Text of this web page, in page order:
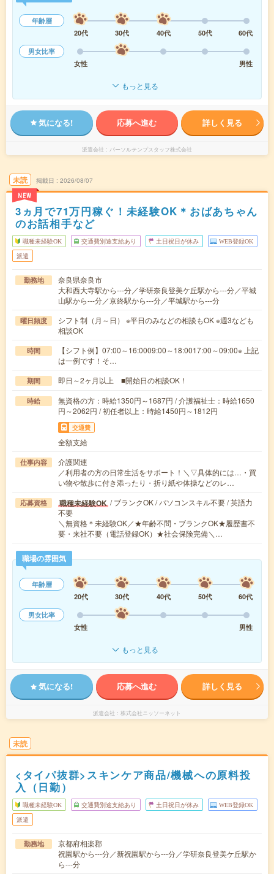
年齢層
20代
30代 40代 50代
60代
男女比率
女性
男性
もっと見る
気になる! 応募へ進む 詳しく見る
派遣会社 パーソルテンプスタッフ株式会社
未読
NEW
掲載日 2026/08/07
3ヵ月で71万円稼ぐ！未経験OK＊おばあちゃん
のお話相手など
職種未経験OK 交通費別途支給あり 土日祝日が休み WEB登録OK
派遣
勤務地
奈良県奈良市
大和西大寺駅から---分／学研奈良登美ケ丘駅から---分／平城
山駅から---分／京終駅から---分／平城駅から---分
曜日頻度
シフト制（月～日） ※平日のみなどの相談もOK ※週3なども
相談OK
時間
【シフト例】07:00～16:0009:00～18:0017:00～09:00※ 上記
は一例です！そ…
期間 即日～2ヶ月以上 ■開始日の相談OK！
時給
無資格の方：時給1350円～1687円 / 介護福祉士：時給1650
円～2062円 / 初任者以上：時給1450円～1812円
交通費
全額支給
仕事内容
介護関連
／利用者の方の日常生活をサポート！＼▽具体的には…・買
い物や散歩に付き添ったり・折り紙や体操などのレ…
応募資格 職種未経験OK / ブランクOK / パソコンスキル不要 / 英語力
不要
＼無資格＊未経験OK／★年齢不問・ブランクOK★履歴書不
要・来社不要（電話登録OK）★社会保険完備＼…
職場の雰囲気
年齢層
20代
30代 40代 50代
60代
男女比率
女性
男性
もっと見る
気になる! 応募へ進む 詳しく見る
派遣会社 株式会社ニッソーネット
未読
<タイパ抜群>スキンケア商品/機械への原料投
入（日勤）
職種未経験OK 交通費別途支給あり 土日祝日が休み WEB登録OK
派遣
勤務地
京都府相楽郡
祝園駅から---分／新祝園駅から---分／学研奈良登美ケ丘駅か
ら---分